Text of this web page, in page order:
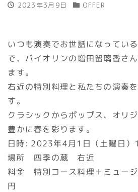
2023年3月9日
OFFER
いつも演奏でお世話になってい
で、バイオリンの増田留璃香さ
ます。
右近の特別料理と私たちの演奏
す。
クラシックからポップス、オリ
豊かに春を彩ります。
日時: 2023年4月1日（土曜日）
場所 四季の蔵 右近
料金 特別コース料理＋ミュー
円